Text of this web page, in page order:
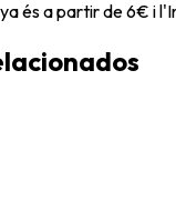
és a partir de 6€ i